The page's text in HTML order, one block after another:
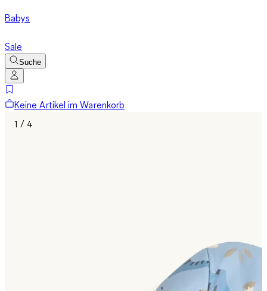
Babys
Sale
Suche
Keine Artikel im Warenkorb
1 / 4